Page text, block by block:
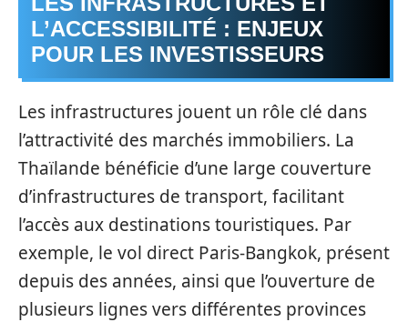
L’ACCESSIBILITÉ : ENJEUX
POUR LES INVESTISSEURS
Les infrastructures jouent un rôle clé dans
l’attractivité des marchés immobiliers. La
Thaïlande bénéficie d’une large couverture
d’infrastructures de transport, facilitant
l’accès aux destinations touristiques. Par
exemple, le vol direct Paris-Bangkok, présent
depuis des années, ainsi que l’ouverture de
plusieurs lignes vers différentes provinces